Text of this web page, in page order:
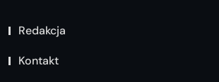
Redakcja
Kontakt